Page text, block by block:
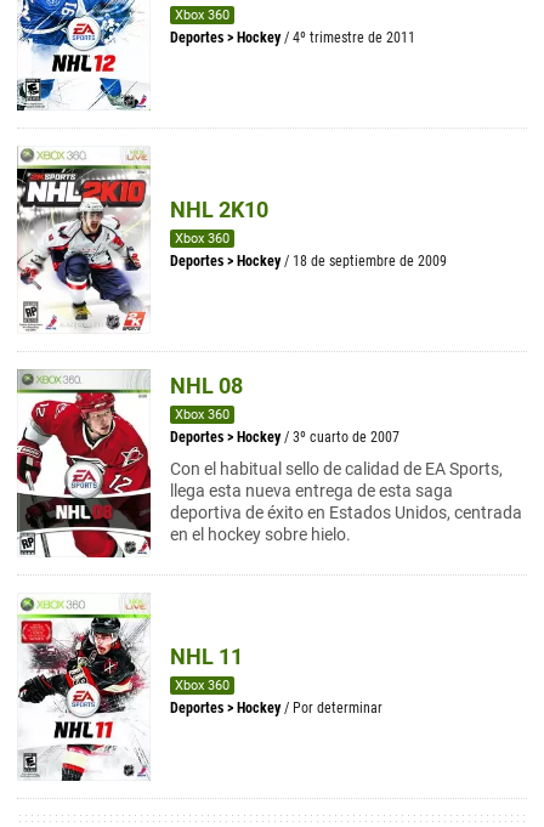
Xbox 360
Deportes > Hockey / 4º trimestre de 2011
NHL 2K10
Xbox 360
Deportes > Hockey / 18 de septiembre de 2009
NHL 08
Xbox 360
Deportes > Hockey / 3º cuarto de 2007
Con el habitual sello de calidad de EA Sports,
llega esta nueva entrega de esta saga
deportiva de éxito en Estados Unidos, centrada
en el hockey sobre hielo.
NHL 11
Xbox 360
Deportes > Hockey / Por determinar